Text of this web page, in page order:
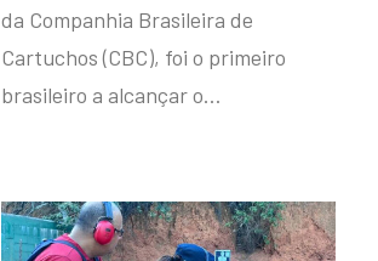
da Companhia Brasileira de
Cartuchos (CBC), foi o primeiro
brasileiro a alcançar o…